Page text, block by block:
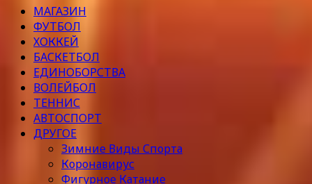
МАГАЗИН
ФУТБОЛ
ХОККЕЙ
БАСКЕТБОЛ
ЕДИНОБОРСТВА
ВОЛЕЙБОЛ
ТЕННИС
АВТОСПОРТ
ДРУГОЕ
Зимние Виды Спорта
Коронавирус
Фигурное Катание